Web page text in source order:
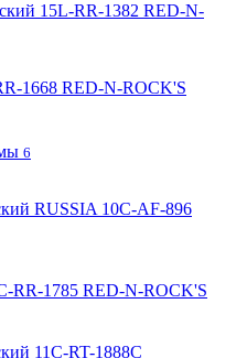
15L-RR-1382 RED-N-
1668 RED-N-ROCK'S
6
RUSSIA 10C-AF-896
RR-1785 RED-N-ROCK'S
11C-RT-1888C